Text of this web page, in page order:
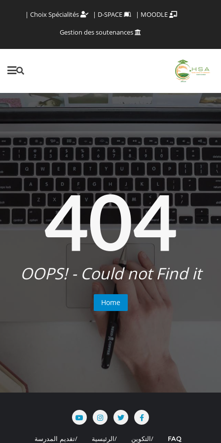
MOODLE
D-SPACE
Choix Spécialités
Gestion des soutenances
404
OOPS! - Could not Find it
Home
FAQ التكوين الرئيسية تقديم المدرسة